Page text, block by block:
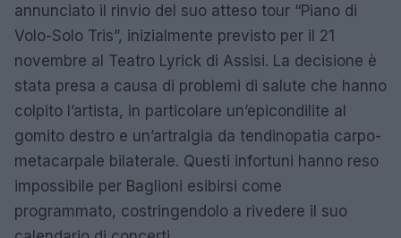
annunciato il rinvio del suo atteso tour “Piano di
Volo-Solo Tris”, inizialmente previsto per il 21
novembre al Teatro Lyrick di Assisi. La decisione è
stata presa a causa di problemi di salute che hanno
colpito l’artista, in particolare un’epicondilite al
gomito destro e un’artralgia da tendinopatia carpo-
metacarpale bilaterale. Questi infortuni hanno reso
impossibile per Baglioni esibirsi come
programmato, costringendolo a rivedere il suo